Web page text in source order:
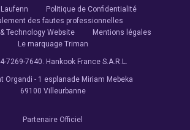
Laufenn
Politique de Confidentialité
des fautes professionnelles
Technology Website
Mentions légales
Le marquage Triman
7269-7640. Hankook France S.A.R.L.
Organdi - 1 esplanade Miriam Mebeka
69100 Villeurbanne
Partenaire Officiel